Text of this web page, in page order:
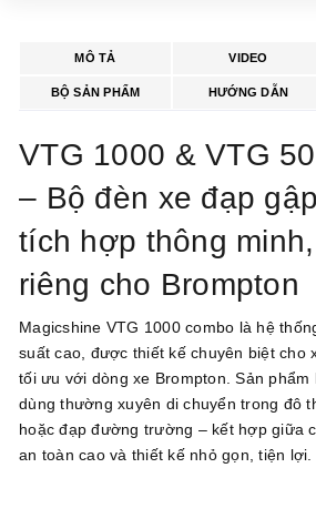
MÔ TẢ VIDEO
BỘ SẢN PHẨM HƯỚNG DẪN
VTG 1000 & VTG
– Bộ đèn xe đạp
tích hợp thông
riêng cho Brompton
Magicshine VTG 1000 combo là hệ
suất cao, được thiết kế chuyên biệt cho
tối ưu với dòng xe Brompton. Sản
dùng thường xuyên di chuyển trong đô
hoặc đạp đường trường – kết hợp giữa
an toàn cao và thiết kế nhỏ gọn, tiện lợi.